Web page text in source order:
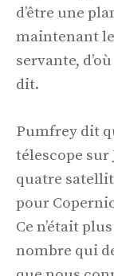
d’être une
maintenant
servante,
dit.
Pumfrey dit
télescope sur
quatre
pour
Ce n’était
nombre qui